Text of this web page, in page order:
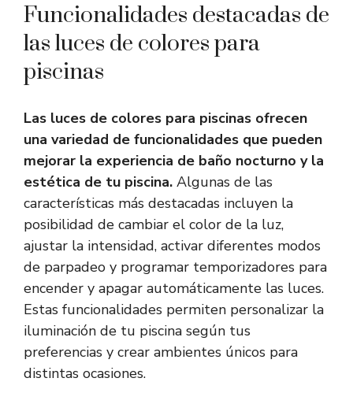
Funcionalidades destacadas de
las luces de colores para
piscinas
Las luces de colores para piscinas ofrecen
una variedad de funcionalidades que pueden
mejorar la experiencia de baño nocturno y la
estética de tu piscina. Algunas de las
características más destacadas incluyen la
posibilidad de cambiar el color de la luz,
ajustar la intensidad, activar diferentes modos
de parpadeo y programar temporizadores para
encender y apagar automáticamente las luces.
Estas funcionalidades permiten personalizar la
iluminación de tu piscina según tus
preferencias y crear ambientes únicos para
distintas ocasiones.